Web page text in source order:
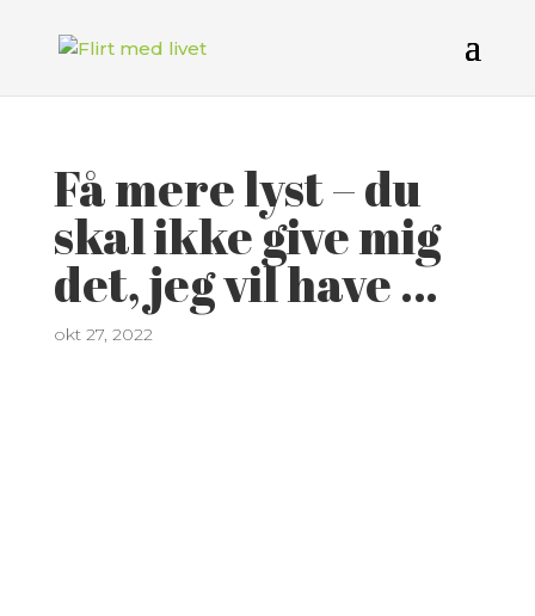
Få mere lyst – du
skal ikke give mig
det, jeg vil have …
okt 27, 2022